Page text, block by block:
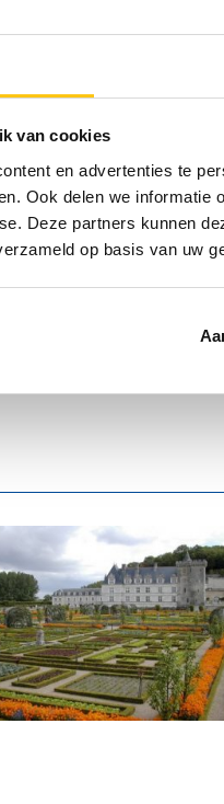
van cookies
en advertenties te
Ook delen we
Deze partners kunnen
op basis van uw